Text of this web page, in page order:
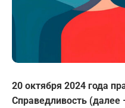
20 октября 2024 года
Справедливость